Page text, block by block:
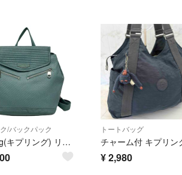
/バックパック
Kipling(キプリング) リュックサック - ブルーグレー
トートバッグ
¥2,980